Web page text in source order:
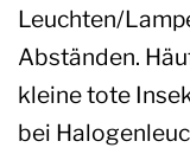
Leuchten/
Abständen.
kleine tote
bei